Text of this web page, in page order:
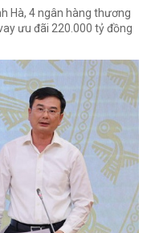
Hà, 4 ngân hàng thương
ưu đãi 220.000 tỷ đồng